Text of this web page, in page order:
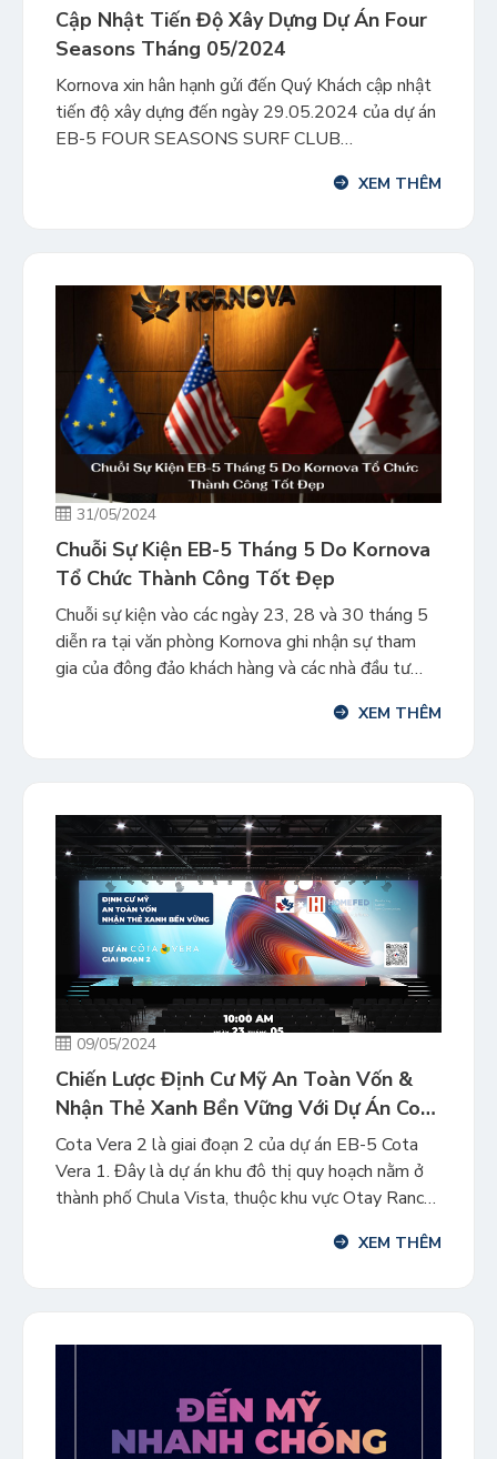
Cập Nhật Tiến Độ Xây Dựng Dự Án Four
Seasons Tháng 05/2024
Kornova xin hân hạnh gửi đến Quý Khách cập nhật
tiến độ xây dựng đến ngày 29.05.2024 của dự án
EB-5 FOUR SEASONS SURF CLUB
đẳng cấp tọa lạc tại trung tâm Miami, bangXEM THÊM
31/05/2024
Chuỗi Sự Kiện EB-5 Tháng 5 Do Kornova
Tổ Chức Thành Công Tốt Đẹp
Chuỗi sự kiện vào các ngày 23, 28 và 30 tháng 5
diễn ra tại văn phòng Kornova ghi nhận sự tham
gia của đông đảo khách hàng và các nhà đầu tư
khách hàng đã dành thời gian tham dự, và đóng
XEM THÊM
09/05/2024
Chiến Lược Định Cư Mỹ An Toàn Vốn &
Nhận Thẻ Xanh Bền Vững Với Dự Án Cota
Vera 2
Cota Vera 2 là giai đoạn 2 của dự án EB-5 Cota
Vera 1. Đây là dự án khu đô thị quy hoạch nằm ở
thành phố Chula Vista, thuộc khu vực Otay Ranch
đồng quy hoạch dân cư lớn và thành công nhất tại
XEM THÊM